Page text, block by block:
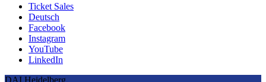
Ticket Sales
Deutsch
Facebook
Instagram
YouTube
LinkedIn
DAI Heidelberg.